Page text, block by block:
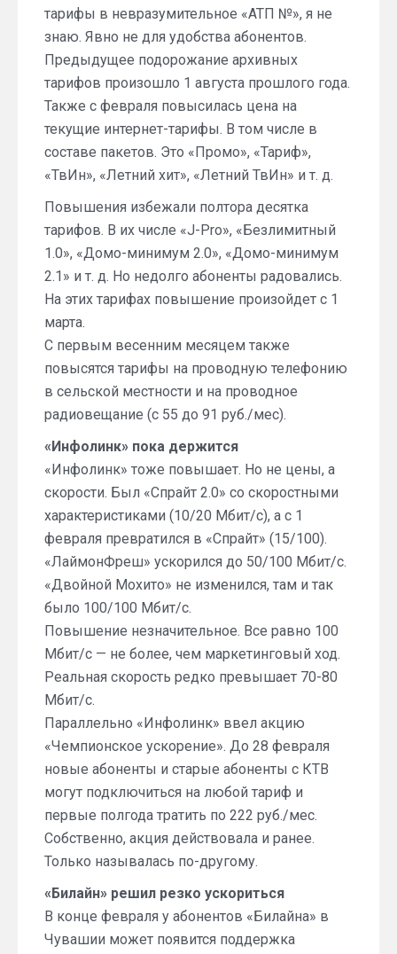
тарифы в невразумительное «АТП №», я не
знаю. Явно не для удобства абонентов.
Предыдущее подорожание архивных
тарифов произошло 1 августа прошлого года.
Также с февраля повысилась цена на
текущие интернет-тарифы. В том числе в
составе пакетов. Это «Промо», «Тариф»,
«ТвИн», «Летний хит», «Летний ТвИн» и т. д.
Повышения избежали полтора десятка
тарифов. В их числе «J-Pro», «Безлимитный
1.0», «Домо-минимум 2.0», «Домо-минимум
2.1» и т. д. Но недолго абоненты радовались.
На этих тарифах повышение произойдет с 1
марта.
С первым весенним месяцем также
повысятся тарифы на проводную телефонию
в сельской местности и на проводное
радиовещание (с 55 до 91 руб./мес).
«Инфолинк» пока держится
«Инфолинк» тоже повышает. Но не цены, а
скорости. Был «Спрайт 2.0» со скоростными
характеристиками (10/20 Мбит/с), а с 1
февраля превратился в «Спрайт» (15/100).
«ЛаймонФреш» ускорился до 50/100 Мбит/с.
«Двойной Мохито» не изменился, там и так
было 100/100 Мбит/с.
Повышение незначительное. Все равно 100
Мбит/с — не более, чем маркетинговый ход.
Реальная скорость редко превышает 70-80
Мбит/с.
Параллельно «Инфолинк» ввел акцию
«Чемпионское ускорение». До 28 февраля
новые абоненты и старые абоненты с КТВ
могут подключиться на любой тариф и
первые полгода тратить по 222 руб./мес.
Собственно, акция действовала и ранее.
Только называлась по-другому.
«Билайн» решил резко ускориться
В конце февраля у абонентов «Билайна» в
Чувашии может появится поддержка